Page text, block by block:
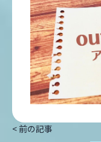
< 前の記事